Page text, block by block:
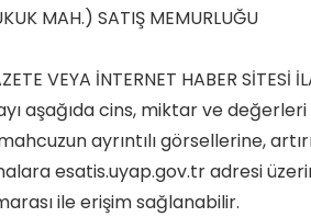
MAH.) SATIŞ MEMURLUĞU
VEYA İNTERNET HABER SİTESİ
aşağıda cins, miktar ve değerleri
ayrıntılı görsellerine,
esatis.uyap.gov.tr adresi
ile erişim sağlanabilir.